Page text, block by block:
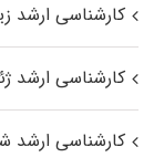
کارشناسی ارشد
کارشناسی ارشد
کارشناسی ارشد